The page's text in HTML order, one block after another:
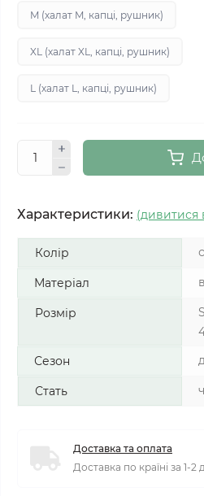
M (халат M, капці, рушник)
XL (халат XL, капці, рушник)
L (халат L, капці, рушник)
Характеристики: (дивитися
Колір
Матеріал
Розмір
Сезон
Стать
Доставка та оплата
Доставка по країні за 1-2